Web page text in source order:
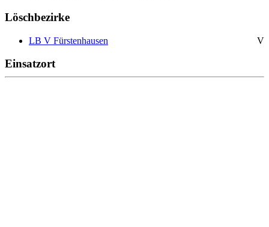
Löschbezirke
LB V Fürstenhausen V
Einsatzort